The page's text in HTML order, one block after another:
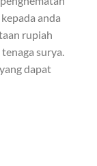
anda
rupiah
surya.
dapat